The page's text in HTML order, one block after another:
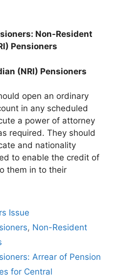
Non-Resident
Pensioners
(NRI) Pensioners
open an ordinary
in any scheduled
a power of attorney
required. They should
and nationality
to enable the credit of
them in to their
Issue
, Non-Resident
Arrear of Pension
for Central